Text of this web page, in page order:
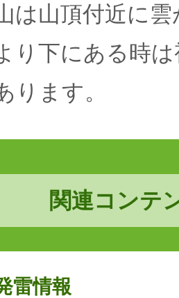
は山頂付近に
り下にある時
ります。
関連コンテ
雷情報